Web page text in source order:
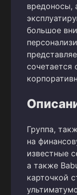
вредоносы,
большое
сочетается
Группа,
на
известные
а также
карточкой